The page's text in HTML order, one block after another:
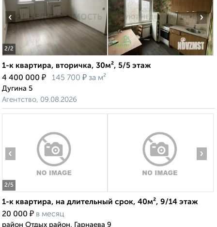
2/2
‹ ›
1-к квартира, вторичка, 30м², 5/5 этаж
4 400 000 ₽ 145 700 ₽ за м²
Дугина 5
Агентство, 09.08.2026
2/5
‹ ›
1-к квартира, на длительный срок, 40м², 9/14 этаж
20 000 ₽ в месяц
район Отдых район, Гарнаева 9